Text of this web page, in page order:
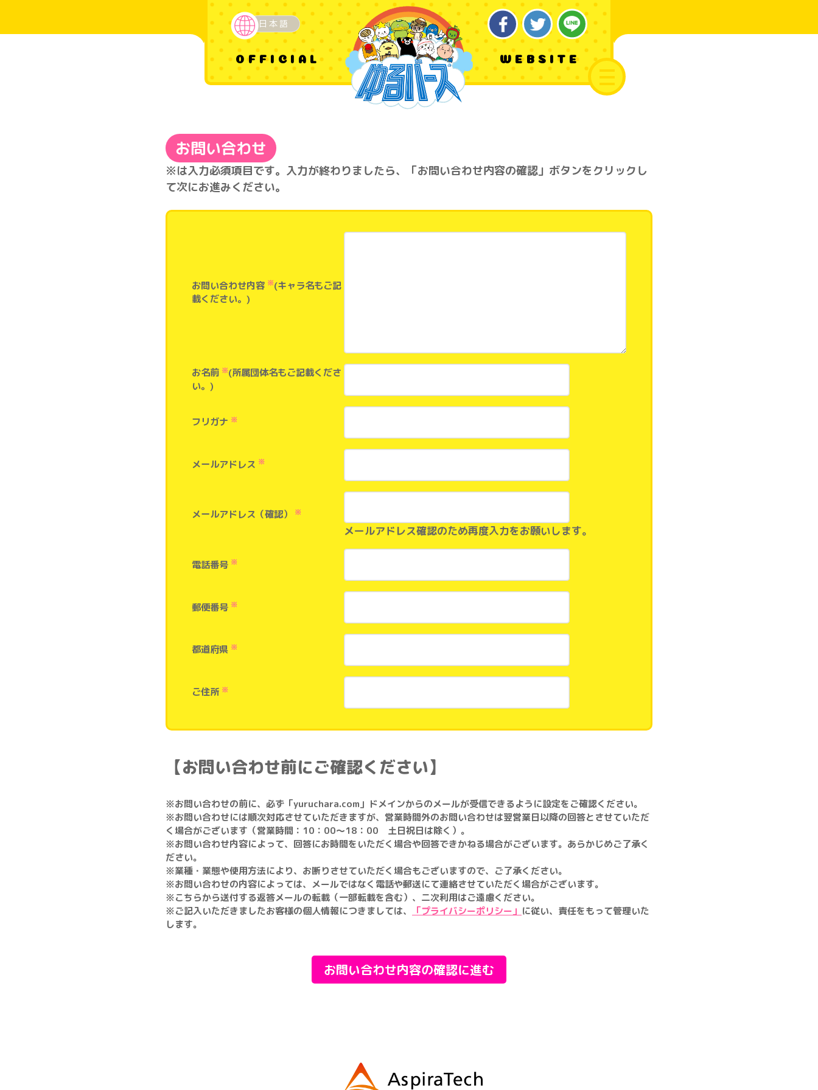
OFFICIAL WEBSITE
日本語
お問い合わせ
※は入力必須項目です。入力が終わりましたら、「お問い合わせ内容の確認」ボタンをクリックし
て次にお進みください。
お問い合わせ内容 ※(キャラ名もご記
載ください。)
お名前 ※(所属団体名もご記載くださ
い。)
フリガナ ※
メールアドレス ※
メールアドレス（確認） ※
メールアドレス確認のため再度入力をお願いします。
電話番号 ※
郵便番号 ※
都道府県 ※
ご住所 ※
【お問い合わせ前にご確認ください】
※お問い合わせの前に、必ず「yuruchara.com」ドメインからのメールが受信できるように設定をご確認ください。
※お問い合わせには順次対応させていただきますが、営業時間外のお問い合わせは翌営業日以降の回答とさせていただ
く場合がございます（営業時間：10：00～18：00 土日祝日は除く）。
※お問い合わせ内容によって、回答にお時間をいただく場合や回答できかねる場合がございます。あらかじめご了承く
ださい。
※業種・業態や使用方法により、お断りさせていただく場合もございますので、ご了承ください。
※お問い合わせの内容によっては、メールではなく電話や郵送にて連絡させていただく場合がございます。
※こちらから送付する返答メールの転載（一部転載を含む）、二次利用はご遠慮ください。
※ご記入いただきましたお客様の個人情報につきましては、
「プライバシーポリシー」 に従い、責任をもって管理いた
します。